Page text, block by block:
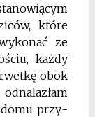
które
ze
każdy
obok
domu przy­